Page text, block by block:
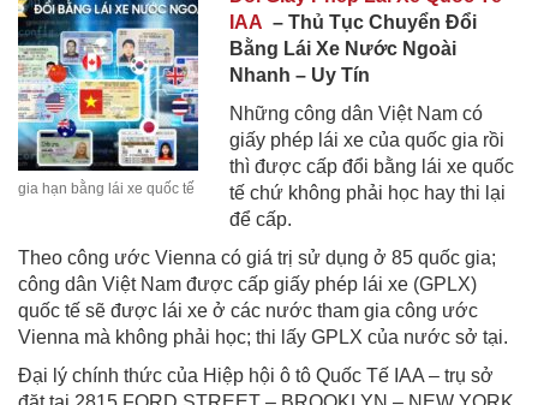
gia hạn bằng lái xe quốc tế
IAA – Thủ Tục Chuyển Đổi
Bằng Lái Xe Nước Ngoài
Nhanh – Uy Tín
Những công dân Việt Nam có
giấy phép lái xe của quốc gia rồi
thì được cấp đổi bằng lái xe quốc
tế chứ không phải học hay thi lại
để cấp.
Theo công ước Vienna có giá trị sử dụng ở 85 quốc gia;
công dân Việt Nam được cấp giấy phép lái xe (GPLX)
quốc tế sẽ được lái xe ở các nước tham gia công ước
Vienna mà không phải học; thi lấy GPLX của nước sở tại.
Đại lý chính thức của Hiệp hội ô tô Quốc Tế IAA – trụ sở